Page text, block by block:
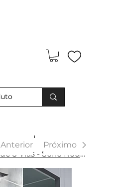
Conjunto Embutido de 3 Vias - Série Rodas
Anterior Próximo